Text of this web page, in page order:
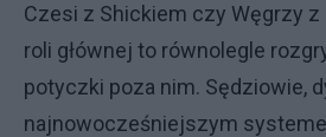
Czesi z Shickiem czy Węgrzy
roli głównej to równolegle
potyczki poza nim. Sędziowie,
najnowocześniejszym